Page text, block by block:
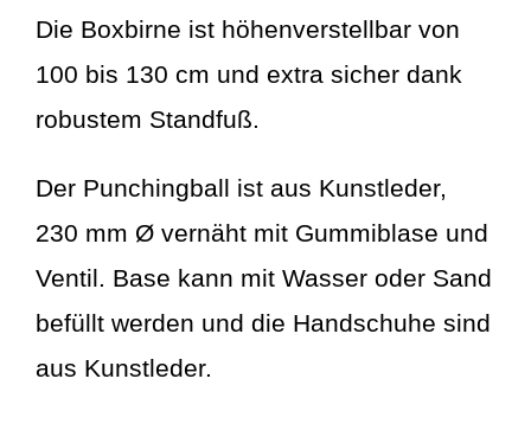
Die Boxbirne ist höhenverstellbar von
100 bis 130 cm und extra sicher dank
robustem Standfuß.
Der Punchingball ist aus Kunstleder,
230 mm Ø vernäht mit Gummiblase und
Ventil. Base kann mit Wasser oder Sand
befüllt werden und die Handschuhe sind
aus Kunstleder.